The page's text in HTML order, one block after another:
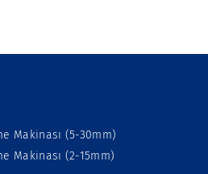
Makinası (5-30mm)
Makinası (2-15mm)